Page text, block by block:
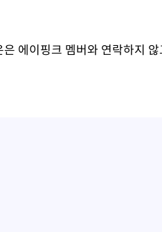
에이핑크 멤버와 연락하지 않